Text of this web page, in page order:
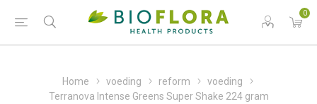
0
Home voeding reform
voeding
Terranova Intense Greens Super Shake 224 gram